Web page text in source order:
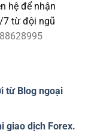
hệ để nhận
7 từ đội ngũ
từ Blog ngoại
giao dịch Forex.